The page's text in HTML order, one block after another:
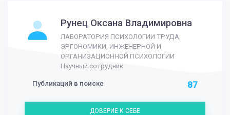
Рунец Оксана Владимировна
ЛАБОРАТОРИЯ ПСИХОЛОГИИ ТРУДА,
ЭРГОНОМИКИ, ИНЖЕНЕРНОЙ И
ОРГАНИЗАЦИОННОЙ ПСИХОЛОГИИ
Научный сотрудник
Публикаций в поиске 87
ДОВЕРИЕ К СЕБЕ